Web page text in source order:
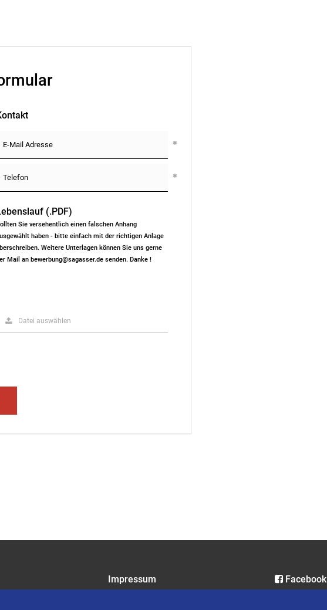
(.PDF)
Sie versehentlich einen falschen Anhang
haben - bitte einfach mit der richtigen Anlage
Weitere Unterlagen können Sie uns gerne
Mail an bewerbung@sagasser.de senden. Danke !
Datei auswählen
Impressum
Facebook